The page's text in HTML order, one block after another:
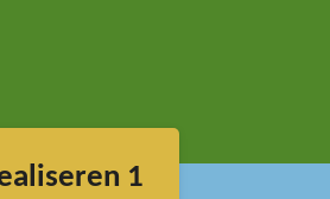
1